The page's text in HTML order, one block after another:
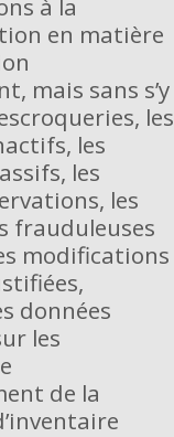
à la
en matière
mais sans s’y
les
les
les
les
frauduleuses
modifications
données
les
de la